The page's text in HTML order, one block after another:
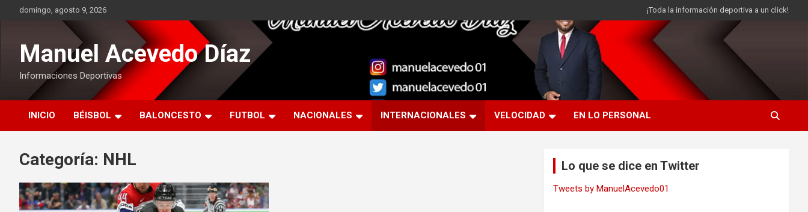
domingo, agosto 9, 2026 ¡Toda la información deportiva a un click!
Manuel Acevedo Díaz
Informaciones Deportivas
INICIO BÉISBOL BALONCESTO FUTBOL NACIONALES INTERNACIONALES VELOCIDAD EN LO PERSONAL
Categoría: NHL Lo que se dice en Twitter
Tweets by ManuelAcevedo01